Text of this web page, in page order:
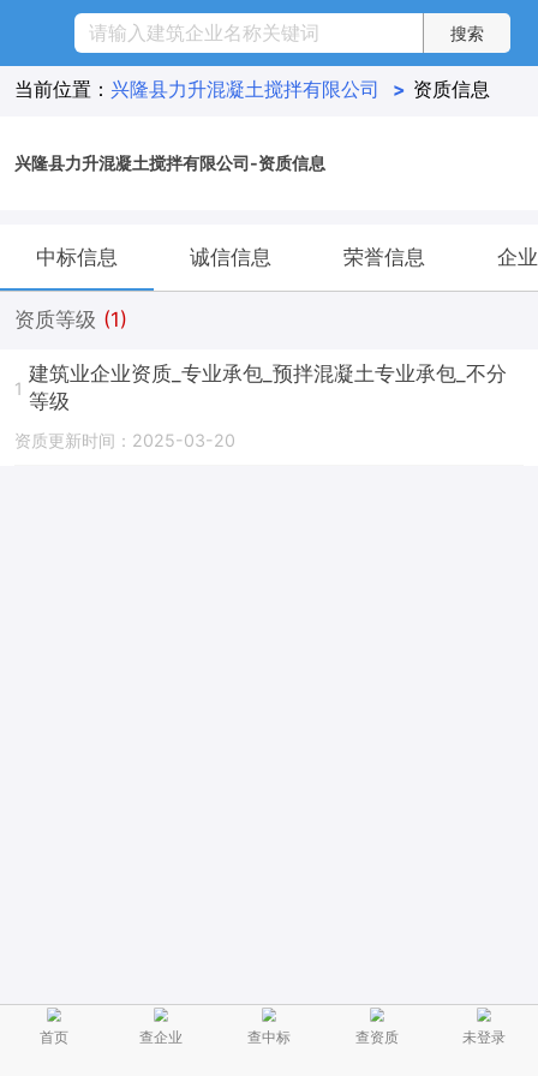
当前位置： 兴隆县力升混凝土搅拌有限公司 > 资质信息
兴隆县力升混凝土搅拌有限公司-资质信息
中标信息 诚信信息 荣誉信息 企
资质等级 (1)
1
建筑业企业资质_专业承包_预拌混凝土专业承包_不分
等级
资质更新时间：2025-03-20
首页 查企业 查中标 查资质 未登录